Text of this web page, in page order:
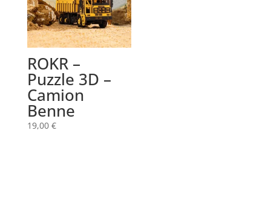
ROKR –
Puzzle 3D –
Camion
Benne
19,00 €